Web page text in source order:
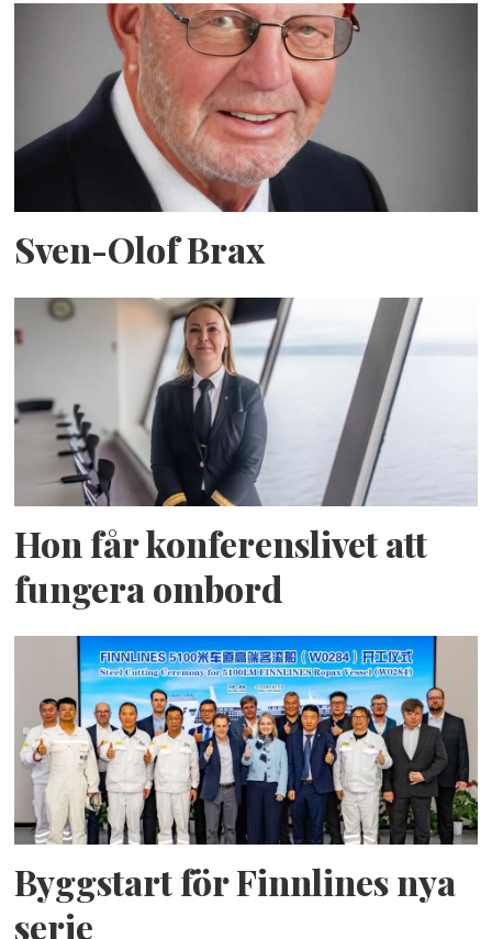
Sven-Olof Brax
Hon får konferenslivet att
fungera ombord
Byggstart för Finnlines nya
serie